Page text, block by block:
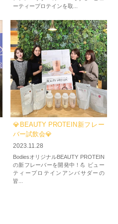
ーティープロテインを取...
💎BEAUTY PROTEIN新フレー
バー試飲会💎
2023.11.28
BodiesオリジナルBEAUTY PROTEIN
の新フレーバーを開発中！💪 ビュー
ティープロテインアンバサダーの
皆...